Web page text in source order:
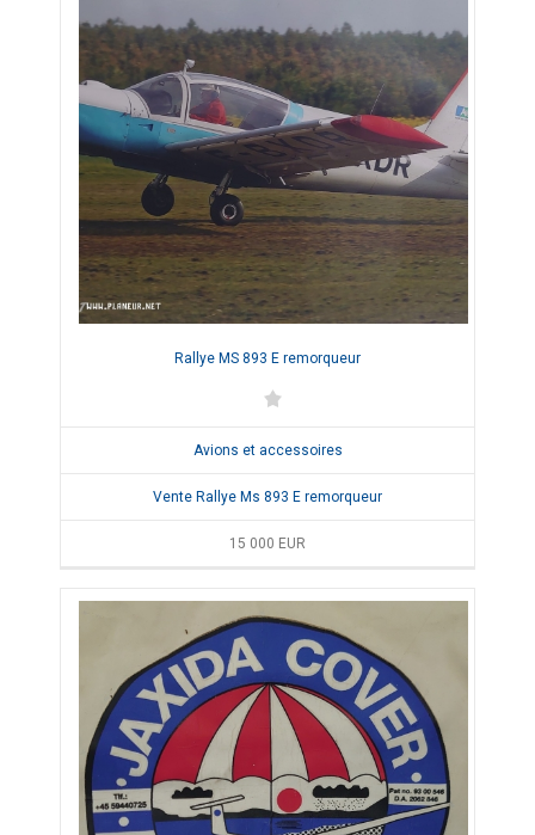
Rallye MS 893 E remorqueur
Avions et accessoires
Vente Rallye Ms 893 E remorqueur
15 000 EUR